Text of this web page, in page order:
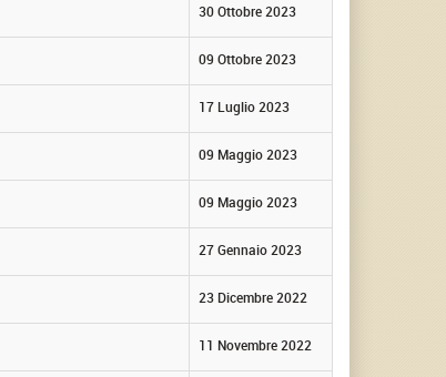
30 Ottobre 2023
09 Ottobre 2023
17 Luglio 2023
09 Maggio 2023
09 Maggio 2023
27 Gennaio 2023
23 Dicembre 2022
11 Novembre 2022